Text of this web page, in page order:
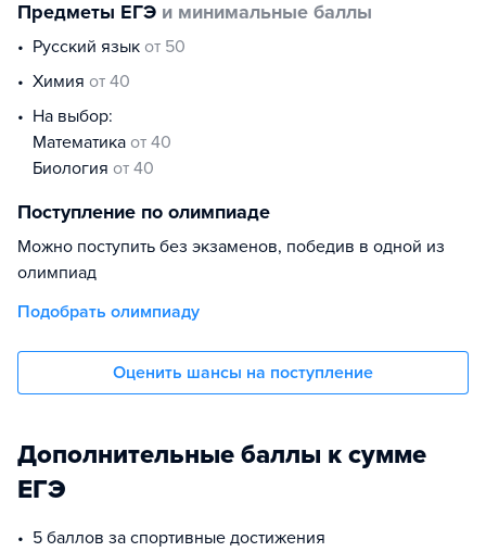
Предметы ЕГЭ и минимальные баллы
русский язык от 50
химия от 40
На выбор:
математика от 40
биология от 40
Поступление по олимпиаде
Можно поступить без экзаменов, победив в одной из
олимпиад
Подобрать олимпиаду
Оценить шансы на поступление
Дополнительные баллы к сумме
ЕГЭ
5 баллов за спортивные достижения